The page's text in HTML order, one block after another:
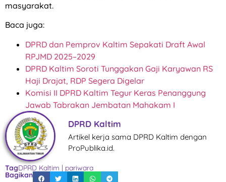
masyarakat.
Baca juga:
DPRD dan Pemprov Kaltim Sepakati Draft Awal
RPJMD 2025–2029
DPRD Kaltim Soroti Tunggakan Gaji Karyawan RS
Haji Drajat, RDP Segera Digelar
Komisi II DPRD Kaltim Tegur Keras Penanggung
Jawab Tabrakan Jembatan Mahakam I
DPRD Kaltim
Artikel kerja sama DPRD Kaltim dengan
ProPublika.id.
TagDPRD Kaltim | pariwara
Bagikan